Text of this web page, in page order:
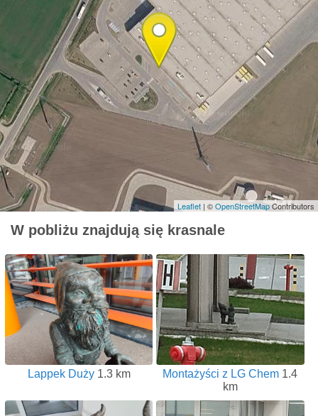
Leaflet | ©OpenStreetMapContributors
W pobliżu znajdują się krasnale
Lappek Duży1.3 km Montażyści z LG Chem 1.4
km